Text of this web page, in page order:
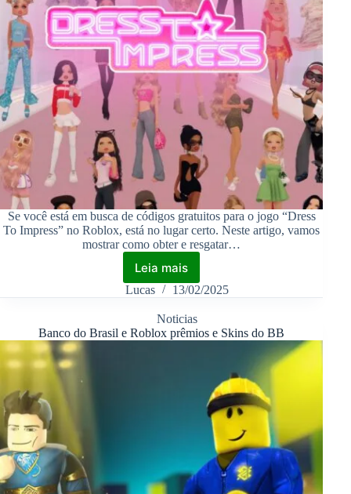
Se você está em busca de códigos gratuitos para o jogo “Dress
To Impress” no Roblox, está no lugar certo. Neste artigo, vamos
mostrar como obter e resgatar…
Leia mais
Lucas 13/02/2025
Noticias
Banco do Brasil e Roblox prêmios e Skins do BB